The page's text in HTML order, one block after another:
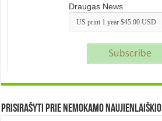
Draugas News
Prisirašyti prie nemokamo naujienlaiškio